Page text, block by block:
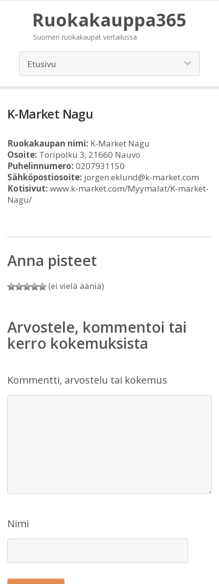
Ruokakauppa365
Suomen ruokakaupat vertailussa
K-Market Nagu
Ruokakaupan nimi: K-Market Nagu
Osoite: Toripolku 3, 21660 Nauvo
Puhelinnumero: 0207931150
Sähköpostiosoite: jorgen.eklund@k-market.com
Kotisivut: www.k-market.com/Myymalat/K-market-
Nagu/
Anna pisteet
(ei vielä ääniä)
Arvostele, kommentoi tai
kerro kokemuksista
Kommentti, arvostelu tai kokemus
Nimi